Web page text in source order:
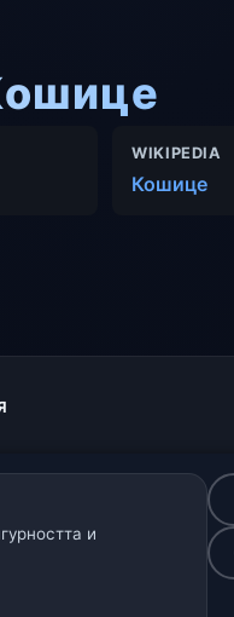
WIKIPEDIA
Кошице
данните
и